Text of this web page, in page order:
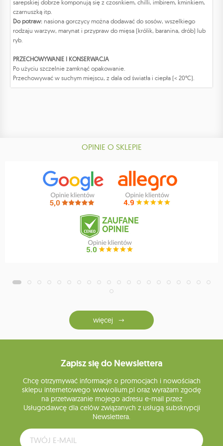
sarepskiej dobrze komponują się z czosnkiem, chilli, imbirem, kminkiem,
czarnuszką itp.
Do potraw: nasiona gorczycy można dodawać do sosów, wszelkiego
rodzaju warzyw, marynat i przypraw do mięsa (królik, baranina, drób) lub
ryb.
PRZECHOWYWANIE I KONSERWACJA
Po użyciu szczelnie zamknąć opakowanie.
Przechowywać w suchym miejscu, z dala od światła i ciepła (< 20°C).
OPINIE O SKLEPIE
więcej
Zapisz się do Newslettera
Chcę otrzymywać informacje o promocjach i nowościach
sklepu internetowego www.olium.pl oraz wyrażam zgodę
na przetwarzanie mojego adresu e-mail przez
Usługodawcę dla celów związanych z usługą subskrypcji
Newslettera.